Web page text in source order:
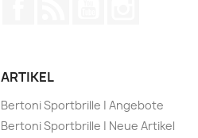
ARTIKEL
Bertoni Sportbrille | Angebote
Bertoni Sportbrille | Neue Artikel